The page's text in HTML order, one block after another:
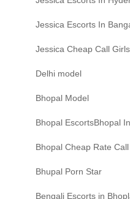
Jessica Escorts In
Jessica Cheap Call
Delhi model
Bhopal Model
Bhopal EscortsBhopal
Bhopal Cheap Rate
Bhupal Porn Star
Bengali Escorts in